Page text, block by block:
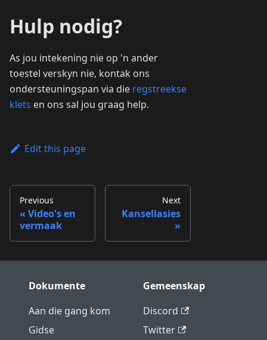
Hulp nodig?
As jou intekening nie op 'n ander
toestel verskyn nie, kontak ons
ondersteuningspan via die regstreekse
klets en ons sal jou graag help.
Edit this page
Previous
Video's en
vermaak
Next
Kansellasies
Dokumente
Aan die gang kom
Gidse
Gemeenskap
Discord
Twitter